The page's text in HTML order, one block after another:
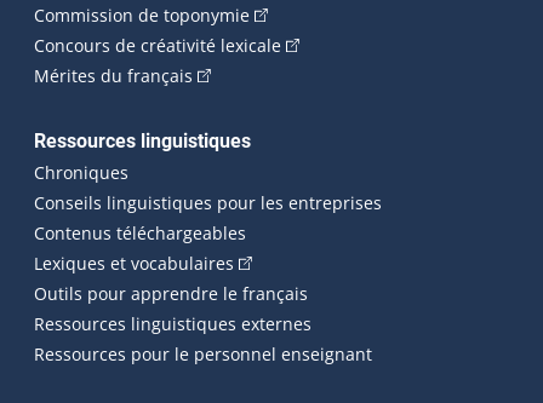
Commission de toponymie(Cet hyperlien externe s'ouvrira
Concours de créativité lexicale(Cet hyperlien externe
Mérites du français (Cet hyperlien externe s'ouvrira dans une
Ressources linguistiques
Chroniques
Conseils linguistiques pour les entreprises
Contenus téléchargeables
Lexiques et vocabulaires (Cet hyperlien externe s'ouvrira
Outils pour apprendre le français
Ressources linguistiques externes
Ressources pour le personnel enseignant